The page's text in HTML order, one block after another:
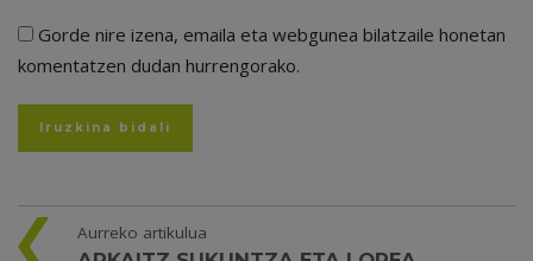
Gorde nire izena, emaila eta webgunea bilatzaile honetan
komentatzen dudan hurrengorako.
Aurreko artikulua